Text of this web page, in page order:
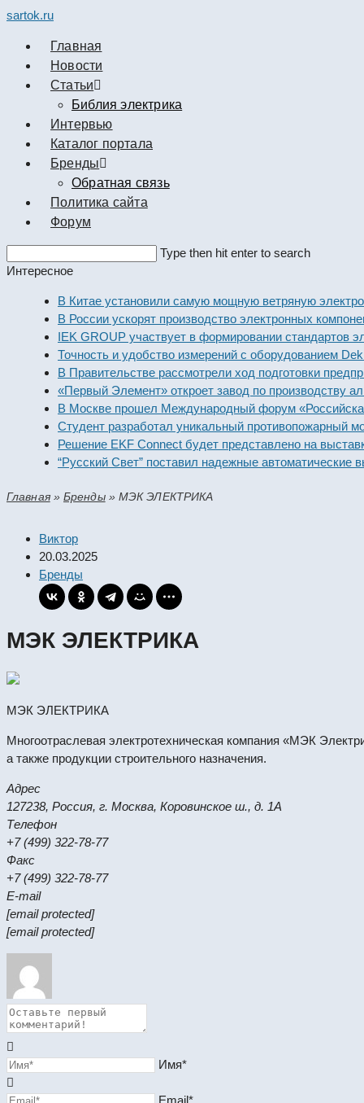
sartok.ru
Главная
Новости
Cтатьи
Библия электрика
Интервью
Каталог портала
Бренды
Обратная связь
Политика сайта
Форум
this
Type then hit enter to search
Интересное
В Китае установили самую мощную ветряную
В России ускорят производство электронных
IEK GROUP участвует в формировании стандартов
Точность и удобство измерений с оборудованием
В Правительстве рассмотрели ход подготовки
«Первый Элемент» откроет завод по производству
В Москве прошел Международный форум
Студент разработал уникальный противопожарный
Решение EKF Connect будет представлено на
“Русский Свет” поставил надежные
Главная»Бренды» МЭК ЭЛЕКТРИКА
Виктор
20.03.2025
Бренды
МЭК ЭЛЕКТРИКА
МЭК ЭЛЕКТРИКА
Многоотраслевая электротехническая компания «МЭК
а также продукции строительного назначения.
Адрес
127238, Россия, г. Москва, Коровинское ш., д. 1А
Телефон
+7 (499) 322-78-77
Факс
+7 (499) 322-78-77
E-mail
[email protected]
[email protected]
Имя*